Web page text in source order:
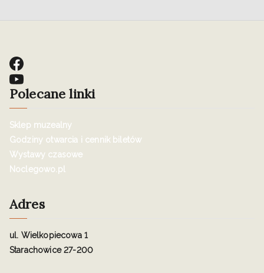
Polecane linki
Sklep muzealny
Godziny otwarcia i cennik biletów
Wystawy czasowe
Noclegowo.pl
Adres
ul. Wielkopiecowa 1
Starachowice 27-200